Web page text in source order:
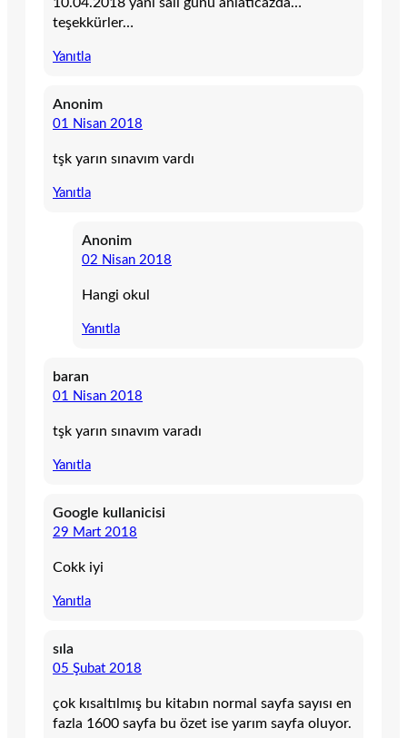
teşekkürler…
Yanıtla
Anonim
01 Nisan 2018
tşk yarın sınavım vardı
Yanıtla
Anonim
02 Nisan 2018
Hangi okul
Yanıtla
baran
01 Nisan 2018
tşk yarın sınavım varadı
Yanıtla
Google kullanicisi
29 Mart 2018
Cokk iyi
Yanıtla
sıla
05 Şubat 2018
çok kısaltılmış bu kitabın normal sayfa sayısı en
fazla 1600 sayfa bu özet ise yarım sayfa oluyor.